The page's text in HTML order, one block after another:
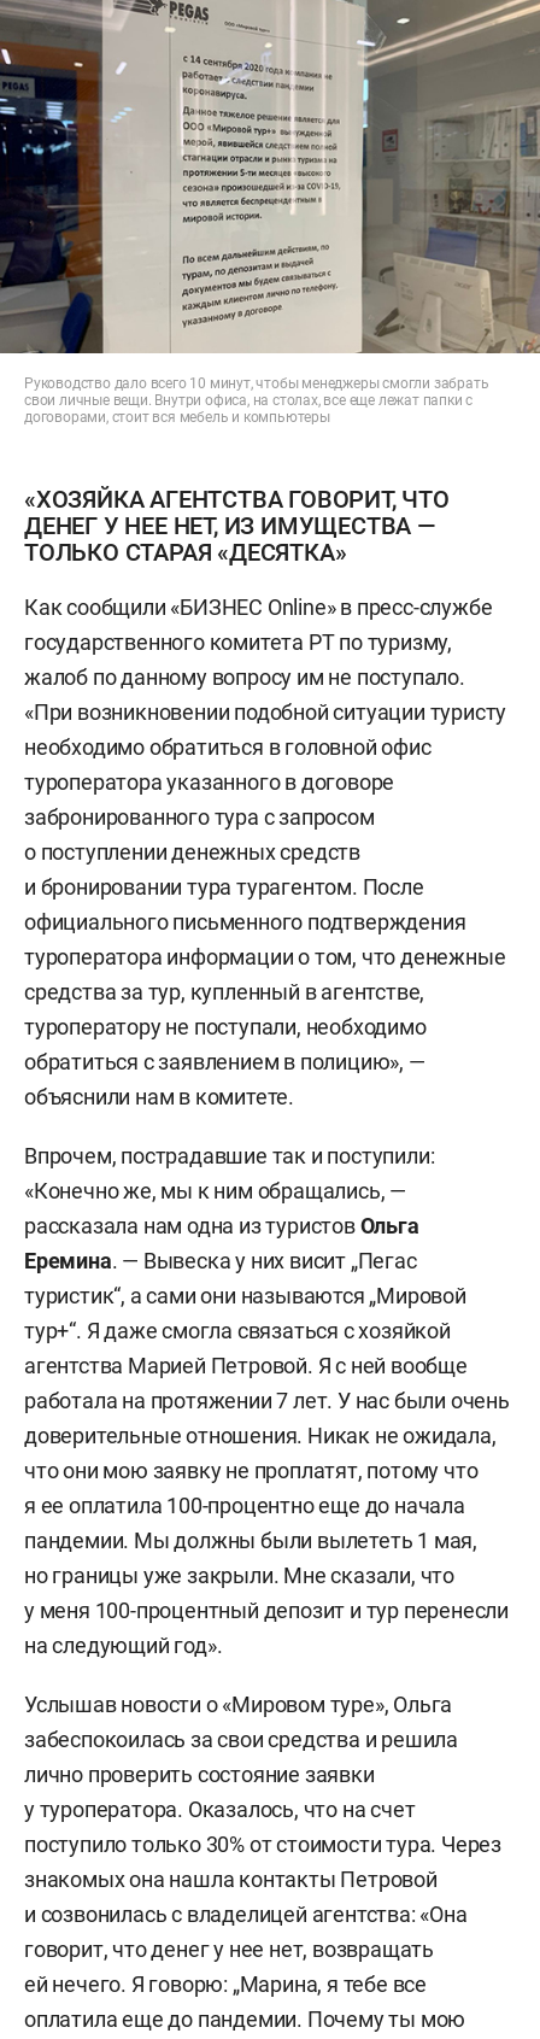
Руководство дало всего 10 минут, чтобы менеджеры смогли забрать
свои личные вещи. Внутри офиса, на столах, все еще лежат папки с
договорами, стоит вся мебель и компьютеры
«ХОЗЯЙКА АГЕНТСТВА ГОВОРИТ, ЧТО
ДЕНЕГ У НЕЕ НЕТ, ИЗ ИМУЩЕСТВА —
ТОЛЬКО СТАРАЯ «ДЕСЯТКА»
Как сообщили «БИЗНЕС Online» в пресс-службе
государственного комитета РТ по туризму,
жалоб по данному вопросу им не поступало.
«При возникновении подобной ситуации туристу
необходимо обратиться в головной офис
туроператора указанного в договоре
забронированного тура с запросом
о поступлении денежных средств
и бронировании тура турагентом. После
официального письменного подтверждения
туроператора информации о том, что денежные
средства за тур, купленный в агентстве,
туроператору не поступали, необходимо
обратиться с заявлением в полицию», —
объяснили нам в комитете.
Впрочем, пострадавшие так и поступили:
«Конечно же, мы к ним обращались, —
рассказала нам одна из туристовОльга
Еремина. — Вывеска у них висит „Пегас
туристик“, а сами они называются „Мировой
тур+“. Я даже смогла связаться с хозяйкой
агентства Марией Петровой. Я с ней вообще
работала на протяжении 7 лет. У нас были очень
доверительные отношения. Никак не ожидала,
что они мою заявку не проплатят, потому что
я ее оплатила 100-процентно еще до начала
пандемии. Мы должны были вылететь 1 мая,
но границы уже закрыли. Мне сказали, что
у меня 100-процентный депозит и тур перенесли
на следующий год».
Услышав новости о «Мировом туре», Ольга
забеспокоилась за свои средства и решила
лично проверить состояние заявки
у туроператора. Оказалось, что на счет
поступило только 30% от стоимости тура. Через
знакомых она нашла контакты Петровой
и созвонилась с владелицей агентства: «Она
говорит, что денег у нее нет, возвращать
ей нечего. Я говорю: „Марина, я тебе все
оплатила еще до пандемии. Почему ты мою